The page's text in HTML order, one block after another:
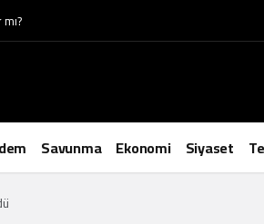
Savunma Ekonomi Siyaset